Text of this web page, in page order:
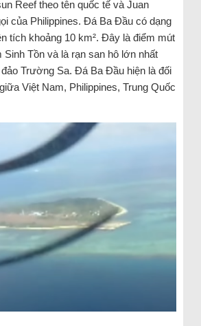
Reef theo tên quốc tế và Juan
của Philippines. Đá Ba Đầu có dạng
tích khoảng 10 km². Đây là điểm mút
Sinh Tồn và là rạn san hô lớn nhất
Trường Sa. Đá Ba Đầu hiện là đối
Việt Nam, Philippines, Trung Quốc